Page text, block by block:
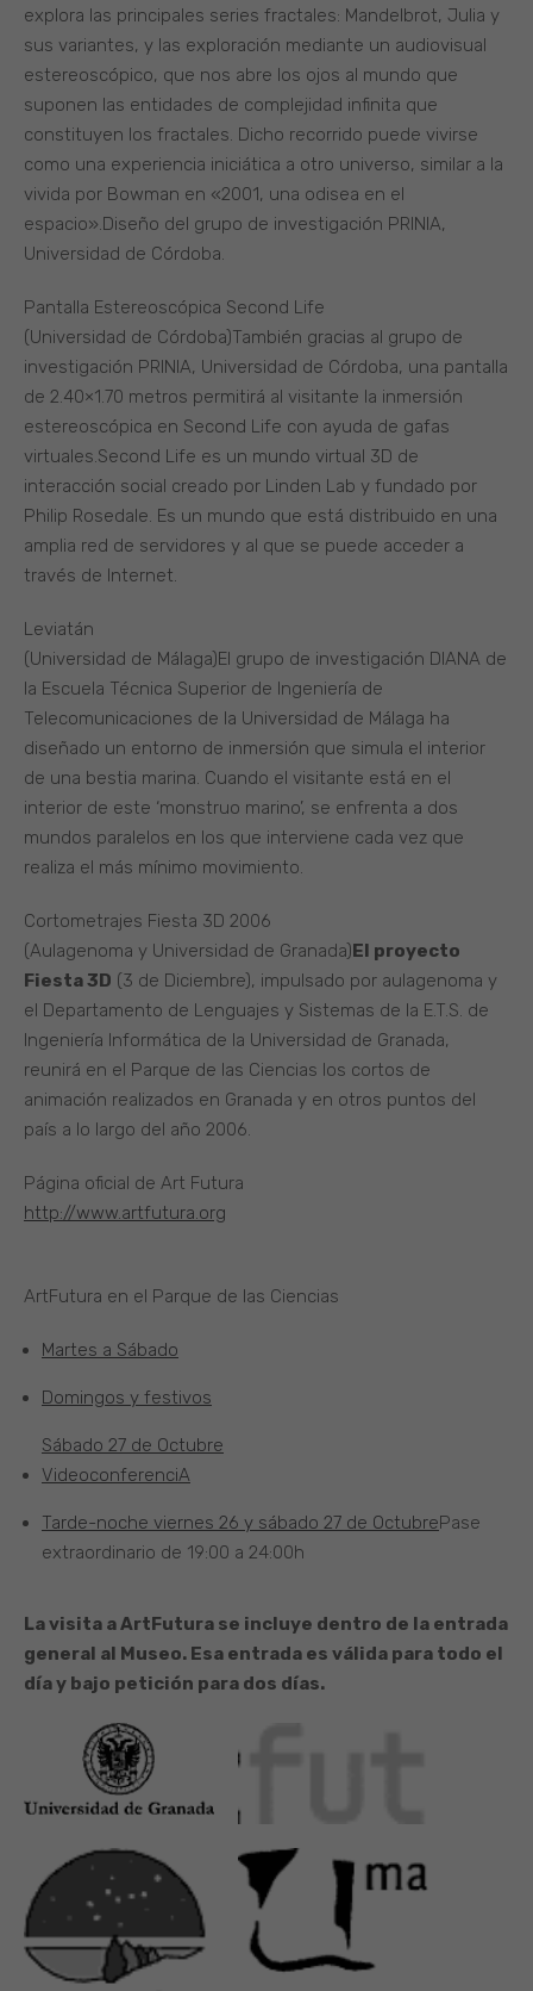
explora las principales series fractales: Mandelbrot, Julia y
sus variantes, y las exploración mediante un audiovisual
estereoscópico, que nos abre los ojos al mundo que
suponen las entidades de complejidad infinita que
constituyen los fractales. Dicho recorrido puede vivirse
como una experiencia iniciática a otro universo, similar a la
vivida por Bowman en «2001, una odisea en el
espacio».Diseño del grupo de investigación PRINIA,
Universidad de Córdoba.
Pantalla Estereoscópica Second Life
(Universidad de Córdoba)También gracias al grupo de
investigación PRINIA, Universidad de Córdoba, una pantalla
de 2.40×1.70 metros permitirá al visitante la inmersión
estereoscópica en Second Life con ayuda de gafas
virtuales.Second Life es un mundo virtual 3D de
interacción social creado por Linden Lab y fundado por
Philip Rosedale. Es un mundo que está distribuido en una
amplia red de servidores y al que se puede acceder a
través de Internet.
Leviatán
(Universidad de Málaga)El grupo de investigación DIANA de
la Escuela Técnica Superior de Ingeniería de
Telecomunicaciones de la Universidad de Málaga ha
diseñado un entorno de inmersión que simula el interior
de una bestia marina. Cuando el visitante está en el
interior de este ‘monstruo marino’, se enfrenta a dos
mundos paralelos en los que interviene cada vez que
realiza el más mínimo movimiento.
Cortometrajes Fiesta 3D 2006
(Aulagenoma y Universidad de Granada)El proyecto
Fiesta 3D (3 de Diciembre), impulsado por aulagenoma y
el Departamento de Lenguajes y Sistemas de la E.T.S. de
Ingeniería Informática de la Universidad de Granada,
reunirá en el Parque de las Ciencias los cortos de
animación realizados en Granada y en otros puntos del
país a lo largo del año 2006.
Página oficial de Art Futura
http://www.artfutura.org
ArtFutura en el Parque de las Ciencias
Martes a Sábado
Domingos y festivos
Sábado 27 de Octubre
VideoconferenciA
Tarde-noche viernes 26 y sábado 27 de OctubrePase
extraordinario de 19:00 a 24:00h
La visita a ArtFutura se incluye dentro de la entrada
general al Museo. Esa entrada es válida para todo el
día y bajo petición para dos días.